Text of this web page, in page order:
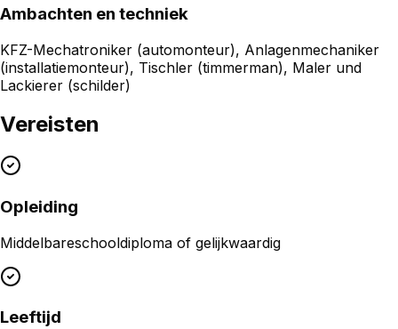
Ambachten en techniek
KFZ-Mechatroniker (automonteur), Anlagenmechaniker
(installatiemonteur), Tischler (timmerman), Maler und
Lackierer (schilder)
Vereisten
Opleiding
Middelbareschooldiploma of gelijkwaardig
Leeftijd